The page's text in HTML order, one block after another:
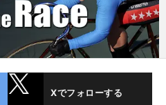
Xでフォローする